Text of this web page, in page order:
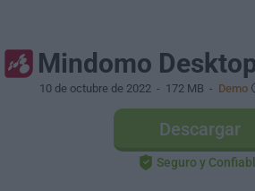
Mindomo
10 de octubre de 2022 - 172 MB - Demo
Descargar
Seguro y